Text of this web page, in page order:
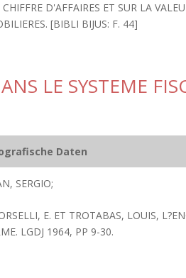
D'AFFAIRES ET SUR LA
[BIBLI BIJUS: F. 44]
LE SYSTEME
Daten
SERGIO;
E. ET TROTABAS, LOUIS,
LGDJ 1964, PP 9-30.